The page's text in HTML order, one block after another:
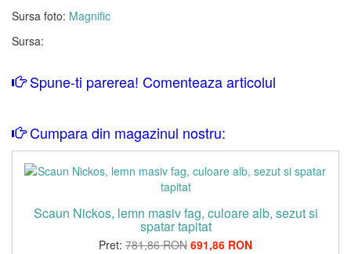
Sursa foto: Magnific
Sursa:
Spune-ti parerea! Comenteaza articolul
Cumpara din magazinul nostru:
Scaun Nickos, lemn masiv fag, culoare alb, sezut si
spatar tapitat
Pret: 781,86 RON 691,86 RON